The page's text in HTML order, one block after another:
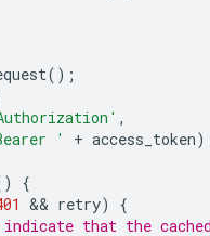
();
,
'
+ access_token
{
&& retry)
{
that the